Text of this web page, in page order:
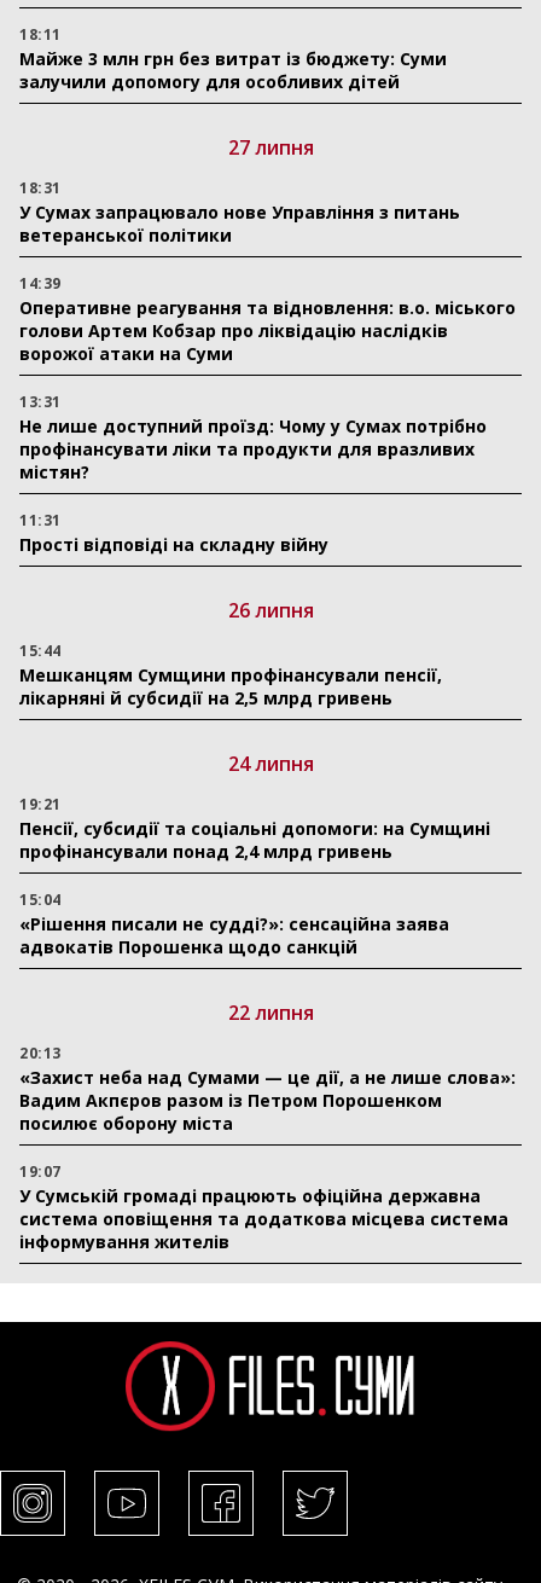
18:11
Майже 3 млн грн без витрат із бюджету: Суми
залучили допомогу для особливих дітей
27 липня
18:31
У Сумах запрацювало нове Управління з питань
ветеранської політики
14:39
Оперативне реагування та відновлення: в.о. міського
голови Артем Кобзар про ліквідацію наслідків
ворожої атаки на Суми
13:31
Не лише доступний проїзд: Чому у Сумах потрібно
профінансувати ліки та продукти для вразливих
містян?
11:31
Прості відповіді на складну війну
26 липня
15:44
Мешканцям Сумщини профінансували пенсії,
лікарняні й субсидії на 2,5 млрд гривень
24 липня
19:21
Пенсії, субсидії та соціальні допомоги: на Сумщині
профінансували понад 2,4 млрд гривень
15:04
«Рішення писали не судді?»: сенсаційна заява
адвокатів Порошенка щодо санкцій
22 липня
20:13
«Захист неба над Сумами — це дії, а не лише слова»:
Вадим Акпєров разом із Петром Порошенком
посилює оборону міста
19:07
У Сумській громаді працюють офіційна державна
система оповіщення та додаткова місцева система
інформування жителів